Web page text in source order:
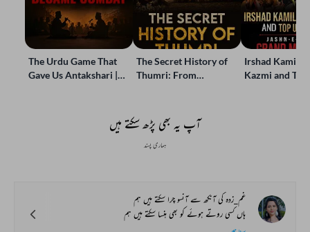
The Urdu Game That
Gave Us Antakshari |
The Secret History of
Thumri: From
Irshad Kamil,
Kazmi and
آپ یہ بھی پڑھ سکتے ہیں
ہماری پسند
غم_زدہ کی آنکھ سے آنسو چرا سکتے ہیں ہم
ہاں کسی روتے ہوئے کو بھی ہنسا سکتے ہیں ہم